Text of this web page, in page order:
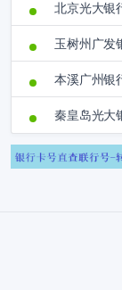
北京光大银
玉树州广发
本溪广州银
秦皇岛光大